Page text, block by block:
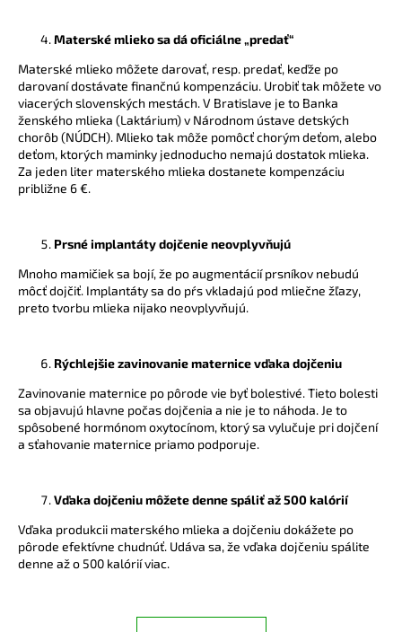
Materské mlieko sa dá oficiálne „predať“
Materské mlieko môžete darovať, resp. predať, keďže po
darovaní dostávate finančnú kompenzáciu. Urobiť tak môžete vo
viacerých slovenských mestách. V Bratislave je to Banka
ženského mlieka (Laktárium) v Národnom ústave detských
chorôb (NÚDCH). Mlieko tak môže pomôcť chorým deťom, alebo
deťom, ktorých maminky jednoducho nemajú dostatok mlieka.
Za jeden liter materského mlieka dostanete kompenzáciu
približne 6 €.
Prsné implantáty dojčenie neovplyvňujú
Mnoho mamičiek sa bojí, že po augmentácií prsníkov nebudú
môcť dojčiť. Implantáty sa do pŕs vkladajú pod mliečne žľazy,
preto tvorbu mlieka nijako neovplyvňujú.
Rýchlejšie zavinovanie maternice vďaka dojčeniu
Zavinovanie maternice po pôrode vie byť bolestivé. Tieto bolesti
sa objavujú hlavne počas dojčenia a nie je to náhoda. Je to
spôsobené hormónom oxytocínom, ktorý sa vylučuje pri dojčení
a sťahovanie maternice priamo podporuje.
Vďaka dojčeniu môžete denne spáliť až 500 kalórií
Vďaka produkcii materského mlieka a dojčeniu dokážete po
pôrode efektívne chudnúť. Udáva sa, že vďaka dojčeniu spálite
denne až o 500 kalórií viac.